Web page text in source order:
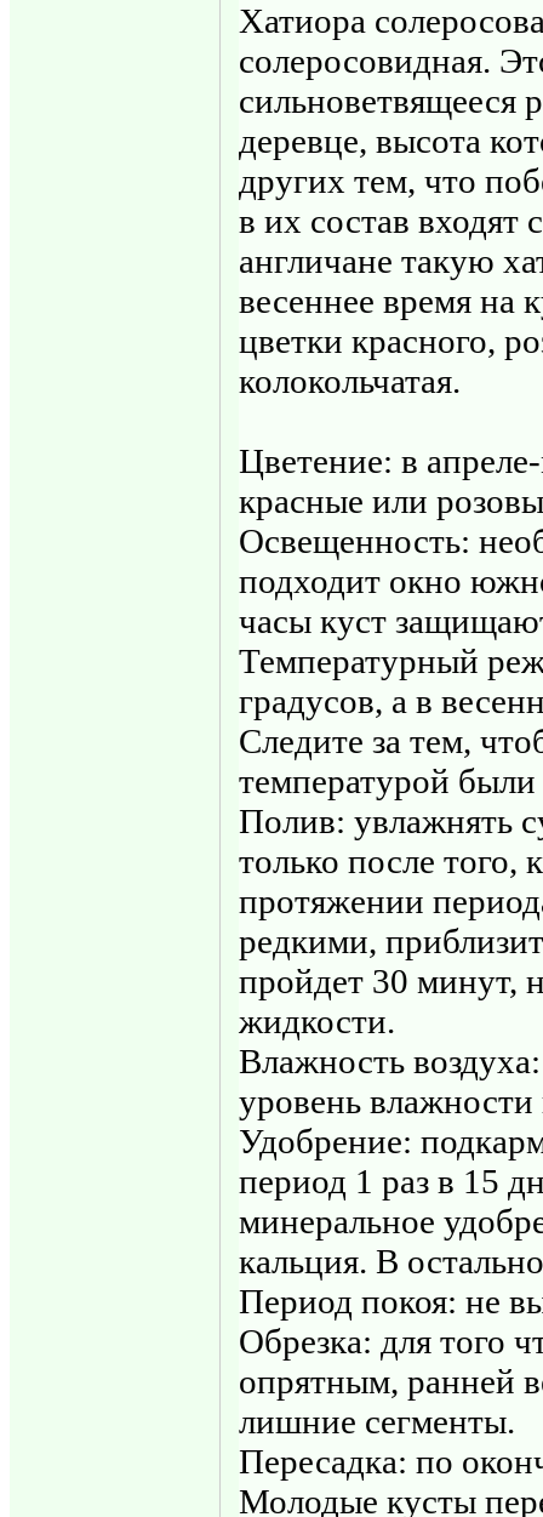
Хатиора
солеросовидная.
сильноветвящееся
деревце, высота
других тем, что
в их состав входят
англичане такую
весеннее время на
цветки красного,
колокольчатая.
Цветение: в
красные или
Освещенность:
подходит окно
часы куст
Температурный
градусов, а в
Следите за тем,
температурой были
Полив: увлажнять
только после того,
протяжении
редкими,
пройдет 30 минут,
жидкости.
Влажность
уровень влажности
Удобрение:
период 1 раз в 15
минеральное
кальция. В
Период покоя: не
Обрезка: для того
опрятным, ранней
лишние сегменты.
Пересадка: по
Молодые кусты